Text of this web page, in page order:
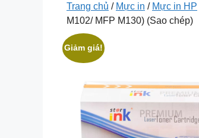
Trang chủ / Mực in / Mực in HP
M102/ MFP M130) (Sao chép)
Giảm giá!